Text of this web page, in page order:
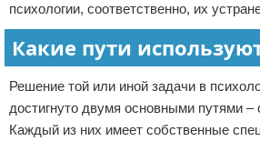
психологии, соответственно, их
Какие пути
Решение той или иной задачи в
достигнуто двумя основными путями
Каждый из них имеет собственные